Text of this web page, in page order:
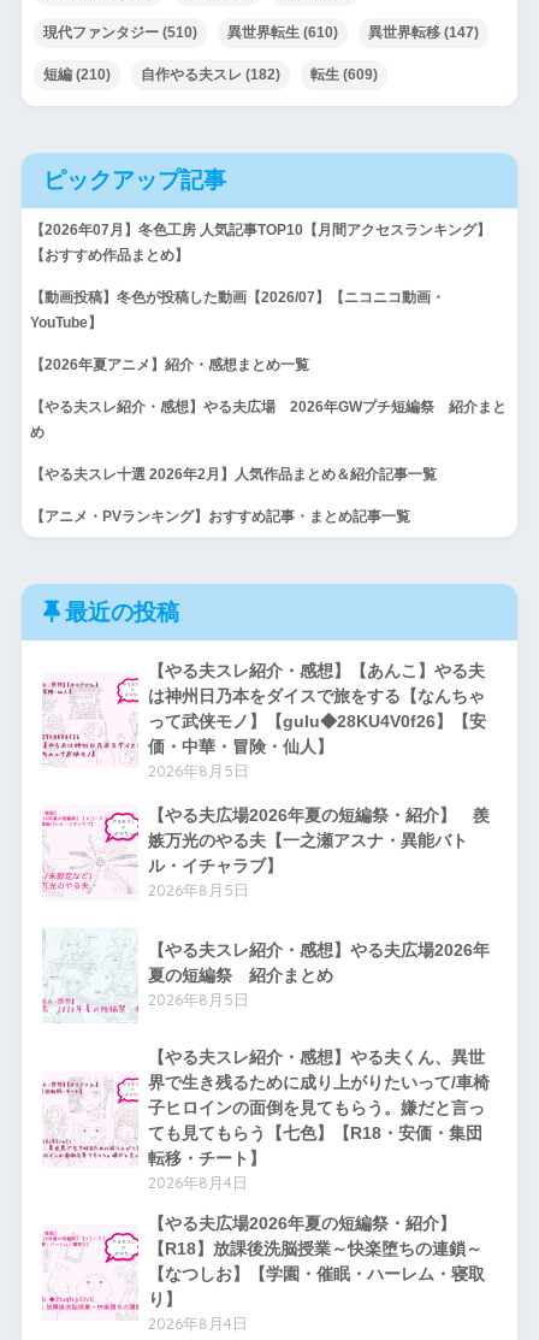
現代ファンタジー(510) 異世界転生(610) 異世界転移(147)
短編(210) 自作やる夫スレ (182) 転生(609)
ピックアップ記事
【2026年07月】冬色工房 人気記事TOP10【月間アクセスランキング】
【おすすめ作品まとめ】
【動画投稿】冬色が投稿した動画【2026/07】【ニコニコ動画・
YouTube】
【2026年夏アニメ】紹介・感想まとめ一覧
【やる夫スレ紹介・感想】やる夫広場 2026年GWプチ短編祭 紹介まと
め
【やる夫スレ十選 2026年2月】人気作品まとめ＆紹介記事一覧
【アニメ・PVランキング】おすすめ記事・まとめ記事一覧
最近の投稿
【やる夫スレ紹介・感想】【あんこ】やる夫
は神州日乃本をダイスで旅をする【なんちゃ
って武侠モノ】【gulu◆28KU4V0f26】【安
価・中華・冒険・仙人】
2026年8月5日
【やる夫広場2026年夏の短編祭・紹介】 羨
嫉万光のやる夫【一之瀬アスナ・異能バト
ル・イチャラブ】
2026年8月5日
【やる夫スレ紹介・感想】やる夫広場2026年
夏の短編祭 紹介まとめ
2026年8月5日
【やる夫スレ紹介・感想】やる夫くん、異世
界で生き残るために成り上がりたいって/車椅
子ヒロインの面倒を見てもらう。嫌だと言っ
ても見てもらう【七色】【R18・安価・集団
転移・チート】
2026年8月4日
【やる夫広場2026年夏の短編祭・紹介】
【R18】放課後洗脳授業～快楽堕ちの連鎖～
【なつしお】【学園・催眠・ハーレム・寝取
り】
2026年8月4日